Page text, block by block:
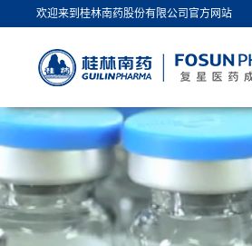
欢迎来到桂林南药股份有限公司官方网站